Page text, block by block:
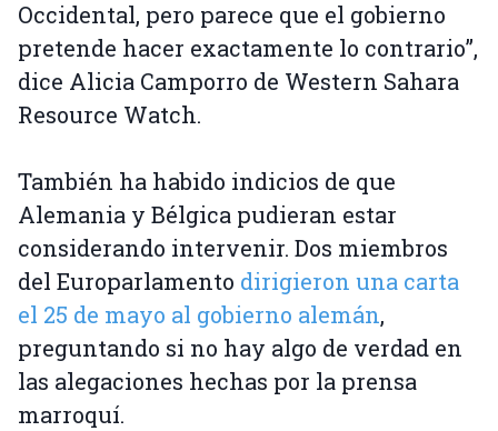
Occidental, pero parece que el gobierno
pretende hacer exactamente lo contrario”,
dice Alicia Camporro de Western Sahara
Resource Watch.
También ha habido indicios de que
Alemania y Bélgica pudieran estar
considerando intervenir. Dos miembros
del Europarlamento dirigieron una carta
el 25 de mayo al gobierno alemán,
preguntando si no hay algo de verdad en
las alegaciones hechas por la prensa
marroquí.